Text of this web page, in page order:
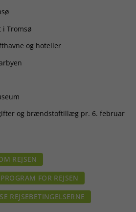
i Tromsø
og hoteller
og brændstoftillæg pr. 6. februar
REJSEN
FOR REJSEN
REJSEBETINGELSERNE